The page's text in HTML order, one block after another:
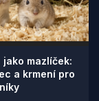
jako mazlíček:
a krmení pro